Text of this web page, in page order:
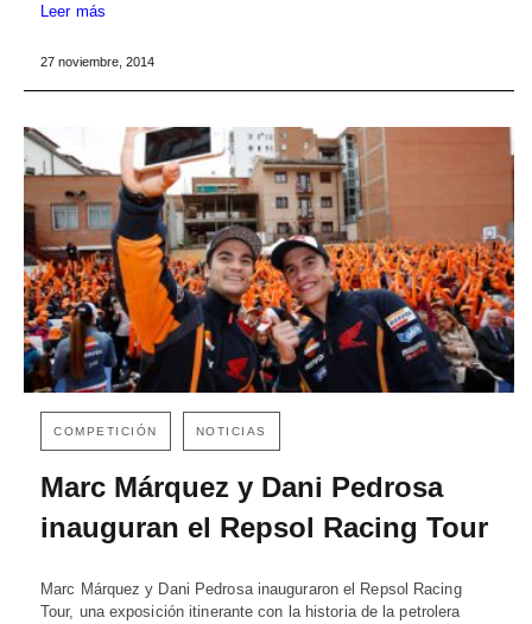
Leer más
27 noviembre, 2014
COMPETICIÓN NOTICIAS
Marc Márquez y Dani Pedrosa
inauguran el Repsol Racing Tour
Marc Márquez y Dani Pedrosa inauguraron el Repsol Racing
Tour, una exposición itinerante con la historia de la petrolera